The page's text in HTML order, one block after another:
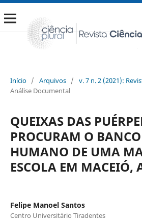
Início / Arquivos / v. 7 n. 2 (2021):
Análise Documental
QUEIXAS DAS
PROCURAM O
HUMANO DE UMA
ESCOLA EM MACEIÓ,
Felipe Manoel Santos
Centro Universitário Tiradentes